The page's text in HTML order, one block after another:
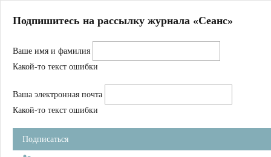
Магазин
Журнал
Школа
Устав
Фильмы
Имена
Тэги
Подпишитесь на рассылку журнала «Сеанс»
Ваше имя и фамилия
Какой-то текст ошибки
Ваша электронная почта
Какой-то текст ошибки
Подписаться